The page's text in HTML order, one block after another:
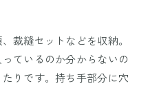
裁縫セットなどを収納。
ているのか分からないの
りです。持ち手部分に穴